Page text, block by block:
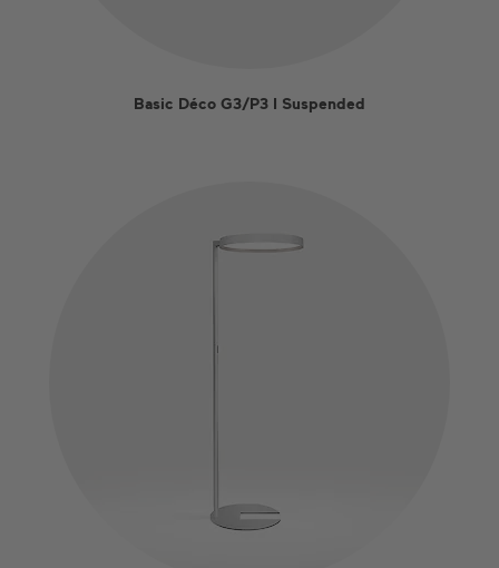
Basic Déco G3/P3 I Suspended